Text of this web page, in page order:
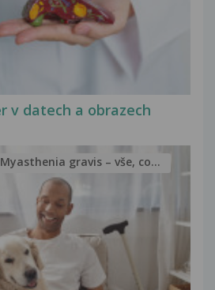
v datech a obrazech
Myasthenia gravis – vše, co...